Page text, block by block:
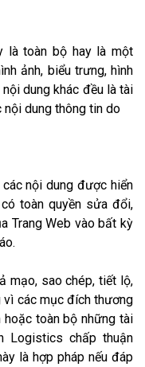
là toàn bộ hay là một
ảnh, biểu trưng, hình
dung khác đều là tài
dung thông tin do
nội dung được hiển
toàn quyền sửa đổi,
Trang Web vào bất kỳ
mạo, sao chép, tiết lộ,
vì các mục đích thương
toàn bộ những tài
Logistics chấp thuận
là hợp pháp nếu đáp